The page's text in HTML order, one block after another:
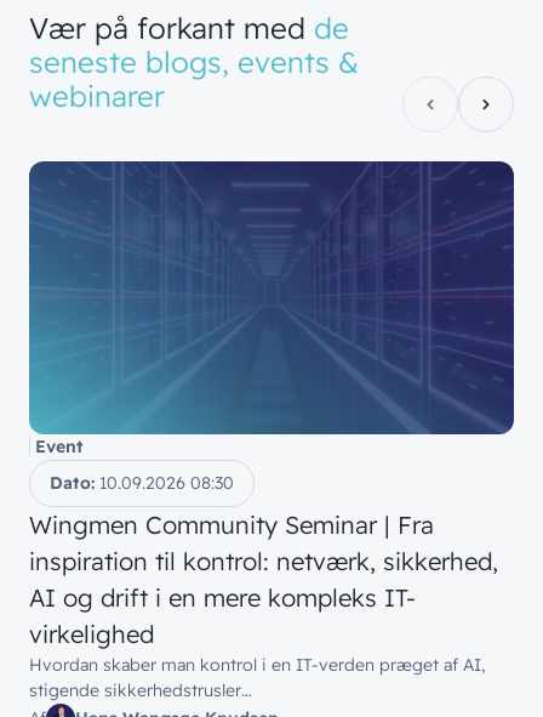
Vær på forkant med de
seneste blogs, events &
webinarer
Event
Dato: 10.09.2026 08:30
Wingmen Community Seminar | Fra
inspiration til kontrol: netværk, sikkerhed,
AI og drift i en mere kompleks IT-
virkelighed
Hvordan skaber man kontrol i en IT-verden præget af AI,
stigende sikkerhedstrusler…